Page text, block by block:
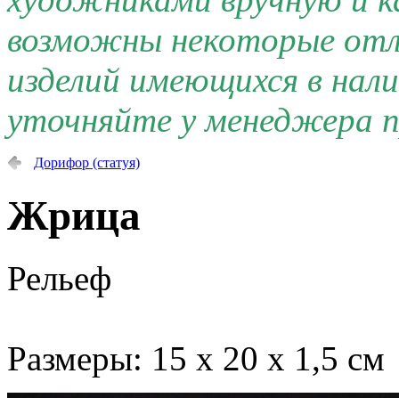
возможны некоторые
изделий имеющихся в
уточняйте у менеджера
Дорифор (статуя)
Жрица
Рельеф
Размеры: 15 х 20 х 1,5 см